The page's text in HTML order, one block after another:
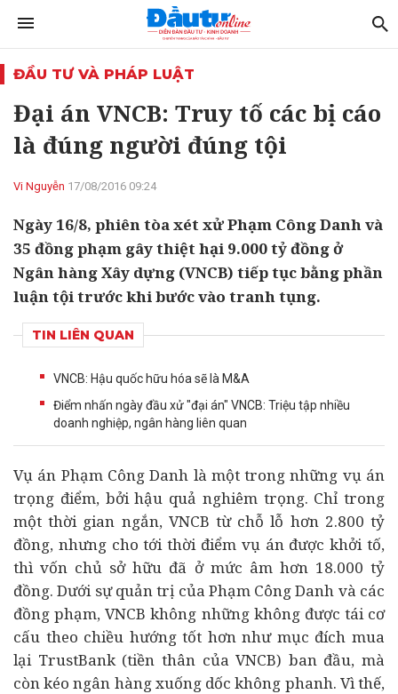
ĐẦU TƯ VÀ PHÁP LUẬT
Đại án VNCB: Truy tố các bị cáo
là đúng người đúng tội
Vi Nguyễn 17/08/2016 09:24
Ngày 16/8, phiên tòa xét xử Phạm Công Danh và
35 đồng phạm gây thiệt hại 9.000 tỷ đồng ở
Ngân hàng Xây dựng (VNCB) tiếp tục bằng phần
luận tội trước khi bước vào tranh tụng.
TIN LIÊN QUAN
VNCB: Hậu quốc hữu hóa sẽ là M&A
Điểm nhấn ngày đầu xử "đại án" VNCB: Triệu tập nhiều
doanh nghiệp, ngân hàng liên quan
Vụ án Phạm Công Danh là một trong những vụ án
trọng điểm, bởi hậu quả nghiêm trọng. Chỉ trong
một thời gian ngắn, VNCB từ chỗ lỗ hơn 2.800 tỷ
đồng, nhưng cho tới thời điểm vụ án được khởi tố,
thì vốn chủ sở hữu đã ở mức âm hơn 18.000 tỷ
đồng. Dưới sự quản trị của Phạm Công Danh và các
đồng phạm, VNCB không những không được tái cơ
cấu theo chiều hướng tốt hơn như mục đích mua
lại TrustBank (tiền thân của VNCB) ban đầu, mà
còn kéongân hàngxuống dốc không phanh. Vì thế,